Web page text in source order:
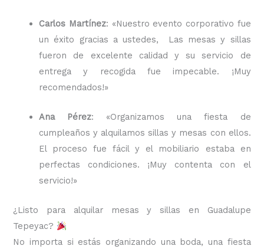
Carlos Martínez: «Nuestro evento corporativo fue
un éxito gracias a ustedes, Las mesas y sillas
fueron de excelente calidad y su servicio de
entrega y recogida fue impecable. ¡Muy
recomendados!»
Ana Pérez: «Organizamos una fiesta de
cumpleaños y alquilamos sillas y mesas con ellos.
El proceso fue fácil y el mobiliario estaba en
perfectas condiciones. ¡Muy contenta con el
servicio!»
¿Listo para alquilar mesas y sillas en Guadalupe
Tepeyac?
No importa si estás organizando una boda, una fiesta